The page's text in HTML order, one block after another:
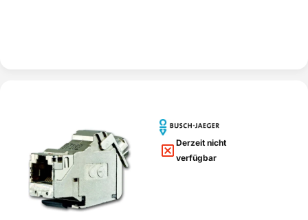
Derzeit nicht
verfügbar